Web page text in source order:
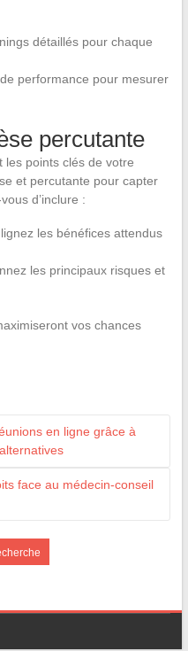
détaillés pour chaque
performance pour mesurer
percutante
les points clés de votre
et percutante pour capter
d’inclure :
les bénéfices attendus
les principaux risques et
vos chances
en ligne grâce à
face au médecin-conseil